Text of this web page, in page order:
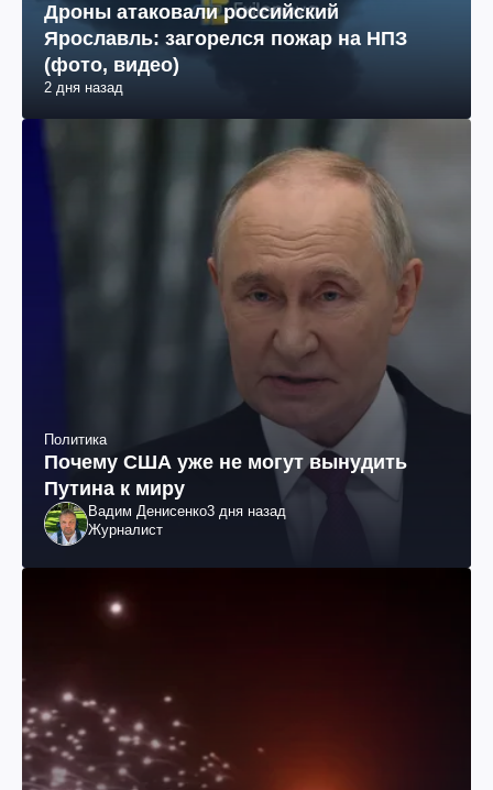
Дроны атаковали российский
Ярославль: загорелся пожар на НПЗ
(фото, видео)
2 дня назад
Политика
Почему США уже не могут вынудить
Путина к миру
Вадим Денисенко3 дня назад
Журналист